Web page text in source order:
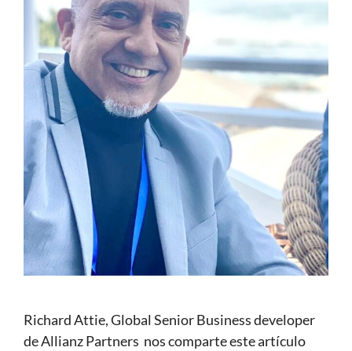
Richard Attie, Global Senior Business developer
de Allianz Partners nos comparte este artículo